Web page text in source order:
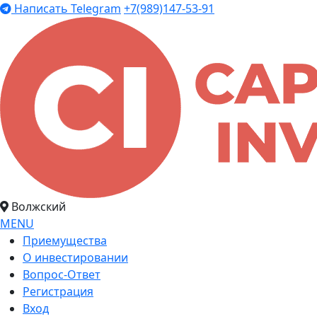
Написать Telegram +7(989)147-53-91
Волжский
MENU
Приемущества
О инвестировании
Вопрос-Ответ
Регистрация
Вход